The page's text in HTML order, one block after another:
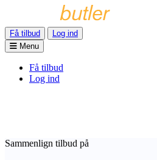
Få tilbud
Log ind
Menu
Få tilbud
Log ind
Sammenlign tilbud på